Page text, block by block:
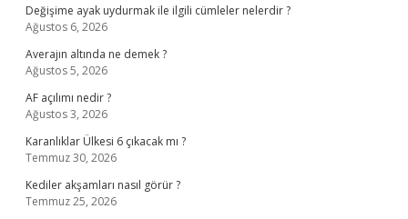
Değişime ayak uydurmak ile ilgili cümleler nelerdir ?
Ağustos 6, 2026
Averajın altında ne demek ?
Ağustos 5, 2026
AF açılımı nedir ?
Ağustos 3, 2026
Karanlıklar Ülkesi 6 çıkacak mı ?
Temmuz 30, 2026
Kediler akşamları nasıl görür ?
Temmuz 25, 2026